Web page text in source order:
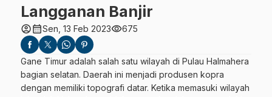
Langganan Banjir
account_circlecalendar_monthSen, 13 Feb 2023visibility675
Gane Timur adalah salah satu wilayah di Pulau Halmahera
bagian selatan. Daerah ini menjadi produsen kopra
dengan memiliki topografi datar. Ketika memasuki wilayah